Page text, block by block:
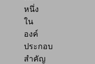
หนึ่ง
ใน
องค์
ประกอบ
สำคัญ